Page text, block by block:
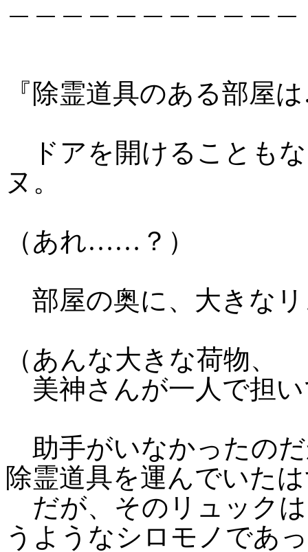
『除霊道具のある部屋
ドアを開けることも
ヌ。
（あれ……？）
部屋の奥に、大きな
（あんな大きな荷物、
美神さんが一人で担
助手がいなかったの
除霊道具を運んでいた
だが、そのリュック
うようなシロモノであ